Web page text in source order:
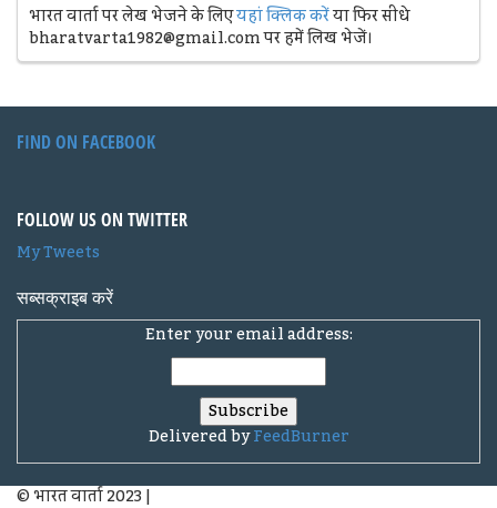
भारत वार्ता पर लेख भेजने के लिएयहां क्लिक करेंया फिर सीधे
bharatvarta1982@gmail.com पर हमें लिख भेजें।
FIND ON FACEBOOK
FOLLOW US ON TWITTER
My Tweets
सब्सक्राइब करें
Enter your email address:
Delivered byFeedBurner
© भारत वार्ता 2023|